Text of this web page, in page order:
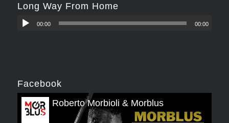
Long Way From Home
00:00 00:00
Facebook
Roberto Morbioli & Morblus